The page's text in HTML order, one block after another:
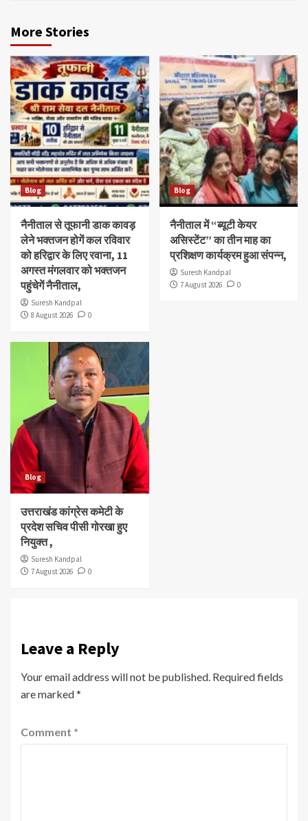
More Stories
Blog
नैनीताल से तूफानी डाक कावड़
लेने भक्तजन होगें कल रविवार
को हरिद्वार के लिए रवाना, 11
अगस्त मंगलवार को भक्तजन
पहुंचेगें नैनीताल,
Suresh Kandpal
8 August 2026
0
Blog
नैनीताल में “ब्यूटी केयर
असिस्टेंट” का तीन माह का
प्रशिक्षण कार्यक्रम हुआ संपन्न,
Suresh Kandpal
7 August 2026
0
Blog
उत्तराखंड कांग्रेस कमेटी के
प्रदेश सचिव पीसी गोरखा हुए
नियुक्त ,
Suresh Kandpal
7 August 2026
0
Leave a Reply
Your email address will not be published. Required fields
are marked*
Comment *